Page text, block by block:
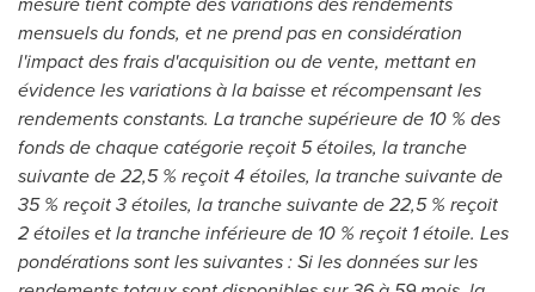
mensuels du fonds, et ne prend pas en considération
l'impact des frais d'acquisition ou de vente, mettant en
évidence les variations à la baisse et récompensant les
rendements constants. La tranche supérieure de 10 % des
fonds de chaque catégorie reçoit 5 étoiles, la tranche
suivante de 22,5 % reçoit 4 étoiles, la tranche suivante de
35 % reçoit 3 étoiles, la tranche suivante de 22,5 % reçoit
2 étoiles et la tranche inférieure de 10 % reçoit 1 étoile. Les
pondérations sont les suivantes : Si les données sur les